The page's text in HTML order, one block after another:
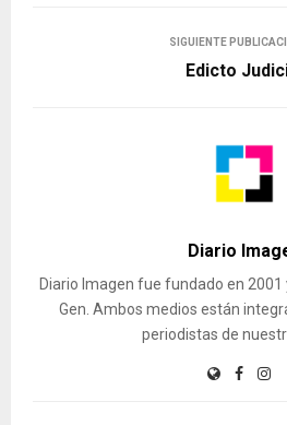
SIGUIENTE
Edicto
Diario
Diario Imagen fue fundado en
Gen. Ambos medios están
periodistas de